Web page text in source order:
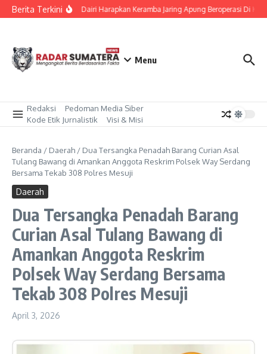
Lewati ke konten
Berita TerkiniBupati Dairi Harapkan Keramba Jaring Apung Beroperasi Di
Menu
Redaksi
Pedoman Media Siber
Kode Etik Jurnalistik
Visi & Misi
Beranda / Daerah / Dua Tersangka Penadah Barang Curian Asal
Tulang Bawang di Amankan Anggota Reskrim Polsek Way Serdang
Bersama Tekab 308 Polres Mesuji
Daerah
Dua Tersangka Penadah Barang
Curian Asal Tulang Bawang di
Amankan Anggota Reskrim
Polsek Way Serdang Bersama
Tekab 308 Polres Mesuji
April 3, 2026